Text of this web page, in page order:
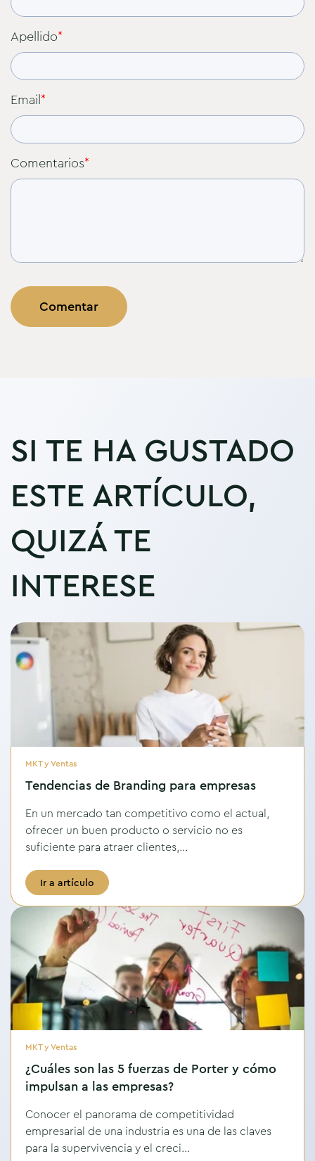
Apellido*
Email*
Comentarios*
SI TE HA GUSTADO
ESTE ARTÍCULO,
QUIZÁ TE
INTERESE
MKT y Ventas
Tendencias de Branding para empresas
En un mercado tan competitivo como el actual,
ofrecer un buen producto o servicio no es
suficiente para atraer clientes,...
Ir a artículo
MKT y Ventas
¿Cuáles son las 5 fuerzas de Porter y cómo
impulsan a las empresas?
Conocer el panorama de competitividad
empresarial de una industria es una de las claves
para la supervivencia y el creci...